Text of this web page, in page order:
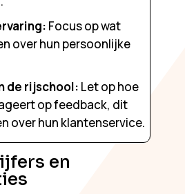
Focus op wat
over hun persoonlijke
de rijschool: Let op hoe
op feedback, dit
over hun klantenservice.
en